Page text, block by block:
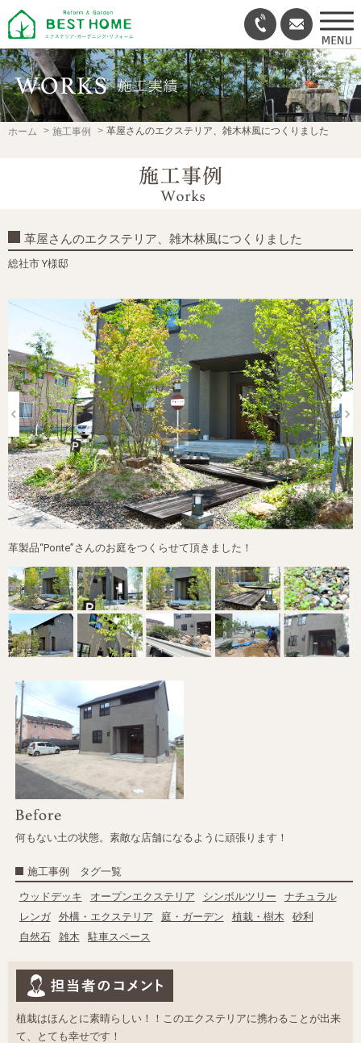
ホーム 施工事例 革屋さんのエクステリア、雑木林風につくりました
革屋さんのエクステリア、雑木林風につくりました
総社市 Y様邸
革製品“Ponte”さんのお庭をつくらせて頂きました！
何もない土の状態。素敵な店舗になるように頑張ります！
施工事例 タグ一覧
ウッドデッキ オープンエクステリア シンボルツリー
ナチュラル
レンガ
外構・エクステリア 庭・ガーデン 植栽・樹木
砂利
自然石
雑木 駐車スペース
植栽はほんとに素晴らしい！！このエクステリアに携わることが出来
て、とても幸せです！